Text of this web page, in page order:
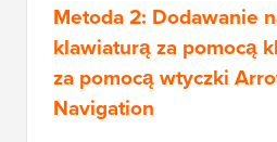
Metoda 2: Dodawanie
klawiaturą za pomocą
za pomocą wtyczki
Navigation